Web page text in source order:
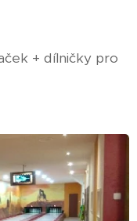
+ dílničky pro